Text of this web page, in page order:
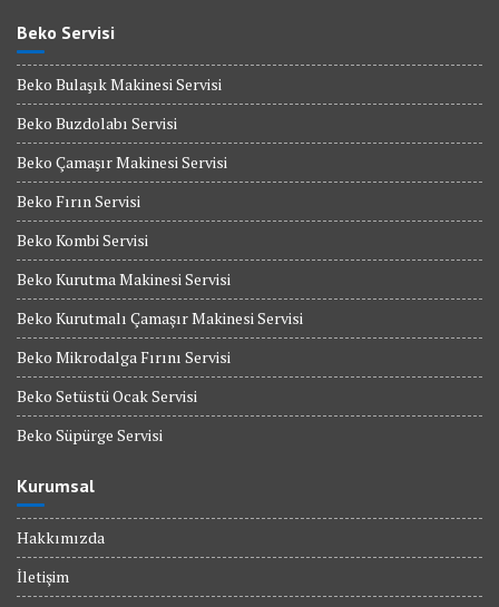
Beko Servisi
Beko Bulaşık Makinesi Servisi
Beko Buzdolabı Servisi
Beko Çamaşır Makinesi Servisi
Beko Fırın Servisi
Beko Kombi Servisi
Beko Kurutma Makinesi Servisi
Beko Kurutmalı Çamaşır Makinesi Servisi
Beko Mikrodalga Fırını Servisi
Beko Setüstü Ocak Servisi
Beko Süpürge Servisi
Kurumsal
Hakkımızda
İletişim